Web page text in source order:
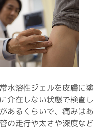
水溶性ジェルを皮膚に塗
介在しない状態で検査し
あるくらいで、痛みはあ
の走行や太さや深度など